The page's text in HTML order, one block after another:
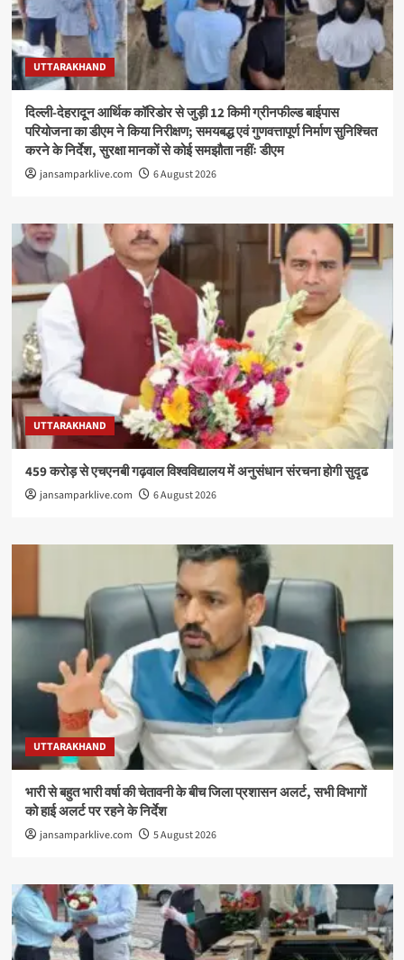
UTTARAKHAND
दिल्ली-देहरादून आर्थिक कॉरिडोर से जुड़ी 12 किमी ग्रीनफील्ड बाईपास
परियोजना का डीएम ने किया निरीक्षण; समयबद्ध एवं गुणवत्तापूर्ण निर्माण सुनिश्चित
करने के निर्देश, सुरक्षा मानकों से कोई समझौता नहींः डीएम
jansamparklive.com 6 August 2026
UTTARAKHAND
459 करोड़ से एचएनबी गढ़वाल विश्वविद्यालय में अनुसंधान संरचना होगी सुदृढ
jansamparklive.com 6 August 2026
UTTARAKHAND
भारी से बहुत भारी वर्षा की चेतावनी के बीच जिला प्रशासन अलर्ट, सभी विभागों
को हाई अलर्ट पर रहने के निर्देश
jansamparklive.com 5 August 2026